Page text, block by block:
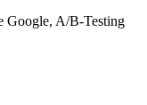
Google, A/B-Testing